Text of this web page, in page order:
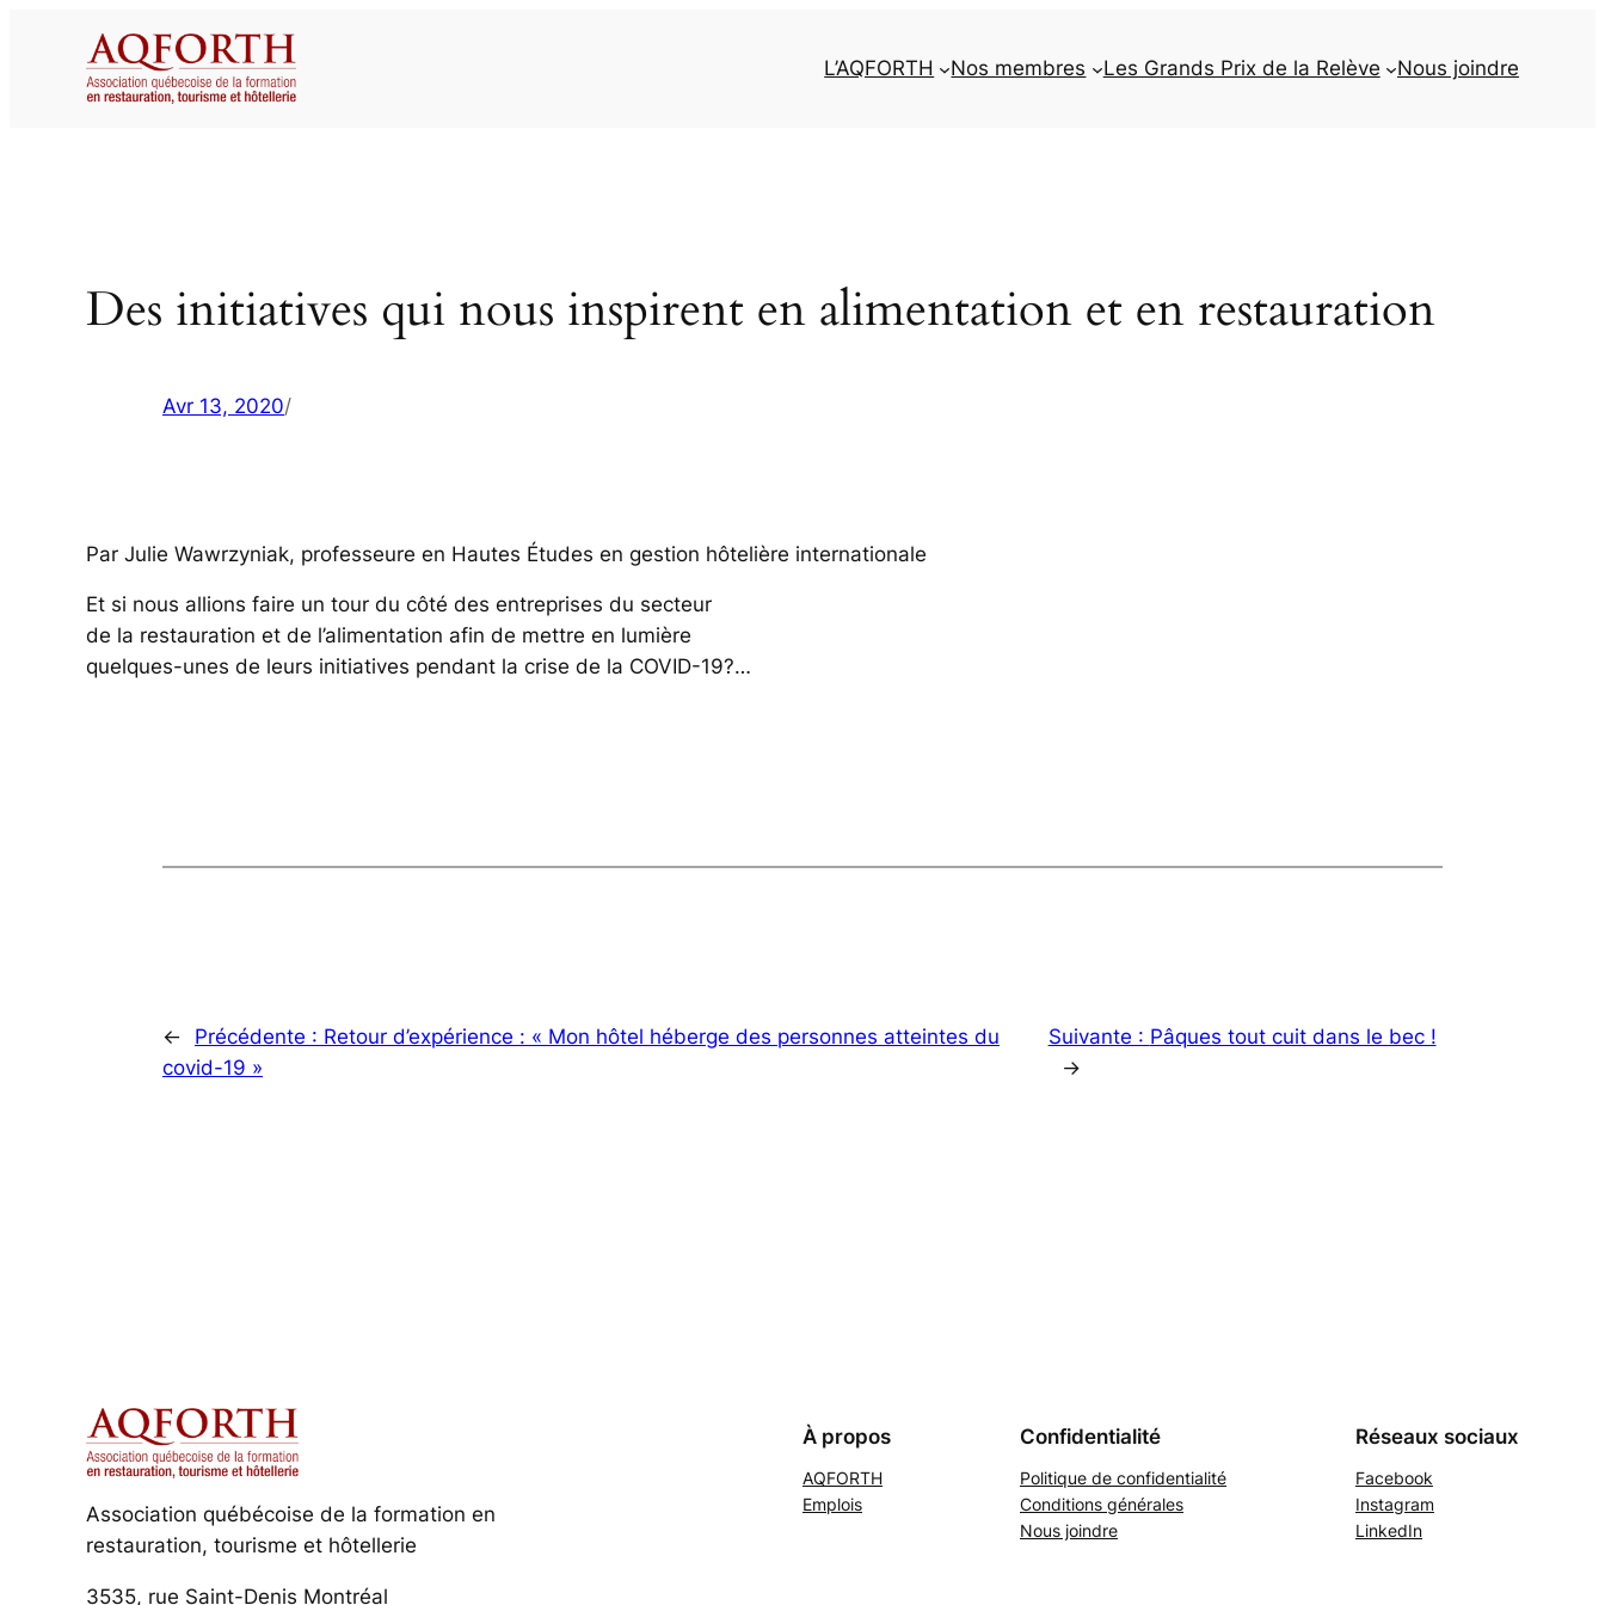
L’AQFORTH Nos membres Les Grands Prix de la Relève Nous joindre
Des initiatives qui nous inspirent en alimentation et en restauration
Avr 13, 2020/
Par Julie Wawrzyniak, professeure en Hautes Études en gestion hôtelière internationale
Et si nous allions faire un tour du côté des entreprises du secteur
de la restauration et de l’alimentation afin de mettre en lumière
quelques-unes de leurs initiatives pendant la crise de la COVID-19?…
← Précédente : Retour d’expérience : « Mon hôtel héberge des personnes atteintes du
covid-19 »
Suivante : Pâques tout cuit dans le bec !
→
Association québécoise de la formation en
restauration, tourisme et hôtellerie
3535, rue Saint-Denis Montréal
À propos
AQFORTH
Emplois
Confidentialité
Politique de confidentialité
Conditions générales
Nous joindre
Réseaux sociaux
Facebook
Instagram
LinkedIn